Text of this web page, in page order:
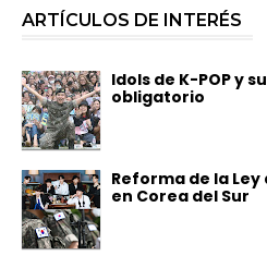
ARTÍCULOS DE INTERÉS
Idols de K-POP y
obligatorio
Reforma de la
en Corea del Sur